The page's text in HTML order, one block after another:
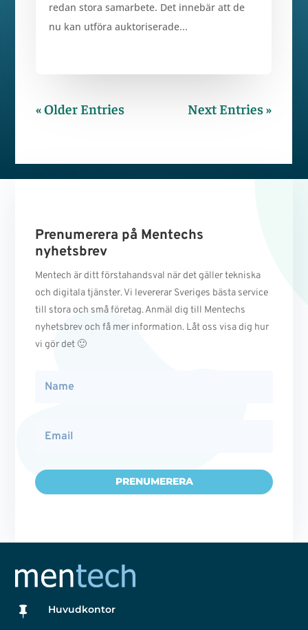
redan stora samarbete. Det innebär att de
nu kan utföra auktoriserade...
« Older Entries Next Entries »
Prenumerera på Mentechs
nyhetsbrev
Mentech är ditt förstahandsval när det gäller tekniska
och digitala tjänster. Vi levererar Sveriges bästa service
till stora och små företag. Anmäl dig till Mentechs
nyhetsbrev och få mer information. Låt oss visa dig hur
vi gör det 🙂
PRENUMERERA
 Huvudkontor